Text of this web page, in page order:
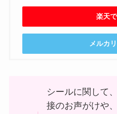
楽天
メルカ
シールに関して
接のお声がけや